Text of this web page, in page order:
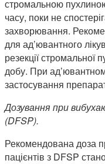
стромальною
часу, поки не
захворювання.
для ад’ювантного
резекції
добу. При
застосування
Дозування при
(DFSP).
Рекомендована доза
пацієнтів з DFSP